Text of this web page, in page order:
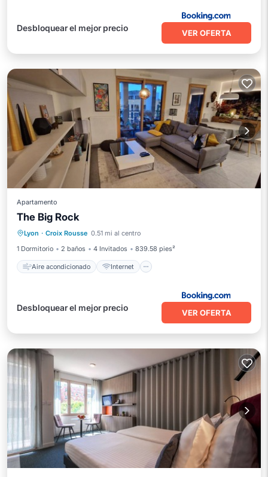
Desbloquear el mejor precio
VER OFERTA
Apartamento
The Big Rock
Lyon · Croix Rousse 0.51 mi al centro
1 Dormitorio
2 baños 4 Invitados 839.58 pies²
Aire acondicionado Internet
Aire acondicionado
Apto para niños
Desbloquear el mejor precio
VER OFERTA